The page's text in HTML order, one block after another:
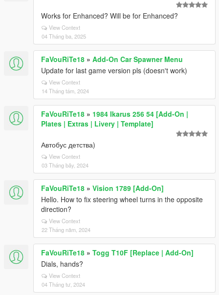
Works for Enhanced? Will be for Enhanced?
View Context
04 Tháng ba, 2025
FaVouRiTe18 » Add-On Car Spawner Menu
Update for last game version pls (doesn't work)
View Context
14 Tháng tám, 2024
FaVouRiTe18 » 1984 Ikarus 256 54 [Add-On |
Plates | Extras | Livery | Template]
Автобус детства)
View Context
03 Tháng bảy, 2024
FaVouRiTe18 » Vision 1789 [Add-On]
Hello. How to fix steering wheel turns in the opposite
direction?
View Context
22 Tháng năm, 2024
FaVouRiTe18 » Togg T10F [Replace | Add-On]
Dials, hands?
View Context
04 Tháng tư, 2024